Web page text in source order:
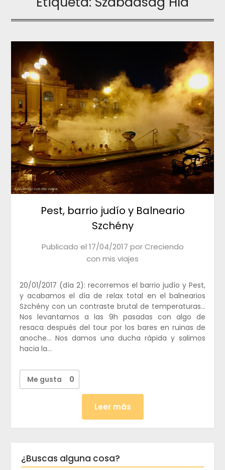
Pest, barrio judío y Balneario
Szchény
Publicado el 17/04/2017 porCreciendo
con mis viajes
20/01/2017 (día 2): recorremos el barrio judío y Pest,
y acabamos el día de relax total en el balnearios
Szchény con un contraste brutal de temperaturas…
Nos levantamos a las 9h pasadas con algo de
resaca después del tour por los bares en ruinas de
anoche… Nos damos una ducha rápida y salimos
hacia la…
Me gusta 0
Leer más
¿Buscas alguna cosa?